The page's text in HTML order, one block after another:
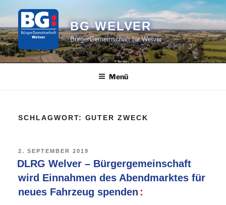
springen
BG WELVER
BürgerGemeinschaft für Welver
Menü
SCHLAGWORT: GUTER ZWECK
VERÖFFENTLICHT
AM
2. SEPTEMBER 2019
DLRG Welver – Bürgergemeinschaft
wird Einnahmen des Abendmarktes für
neues Fahrzeug spenden